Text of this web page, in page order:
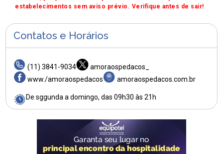
estabelecimentos sem aviso prévio. Verifique antes de sair!
Contatos e Horários
(11) 3841-9034
amoraospedacos_
www./amoraospedacos
amoraospedacos.com.br
De sggunda a domingo, das 09h30 às 21h